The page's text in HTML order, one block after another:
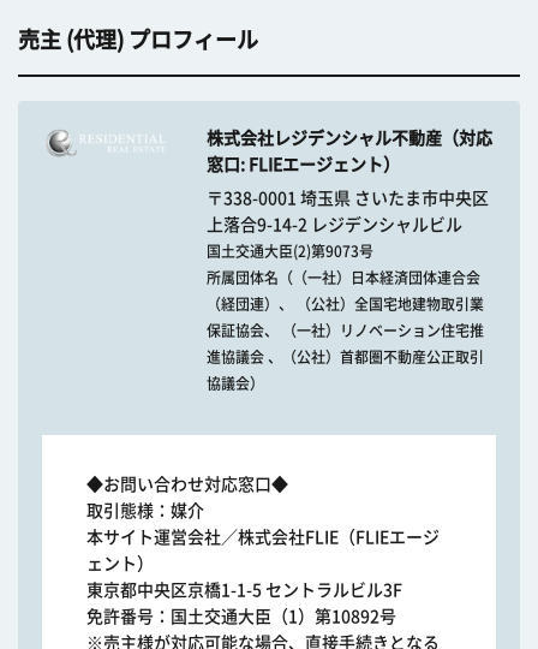
売主 (代理) プロフィール
株式会社レジデンシャル不動産（対応
窓口: FLIEエージェント）
〒338-0001 埼玉県 さいたま市中央区
上落合9-14-2 レジデンシャルビル
国土交通大臣(2)第9073号
所属団体名（（一社）日本経済団体連合会
（経団連）、 （公社）全国宅地建物取引業
保証協会、 （一社）リノベーション住宅推
進協議会 、（公社）首都圏不動産公正取引
協議会）
◆お問い合わせ対応窓口◆
取引態様：媒介
本サイト運営会社／株式会社FLIE（FLIEエージ
ェント）
東京都中央区京橋1-1-5 セントラルビル3F
免許番号：国土交通大臣（1）第10892号
※売主様が対応可能な場合、直接手続きとなる